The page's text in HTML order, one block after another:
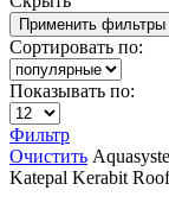
Сортировать по:
Показывать по:
Фильтр
Очистить
Katepal Kerabit